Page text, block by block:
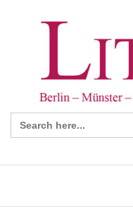
Search
for: